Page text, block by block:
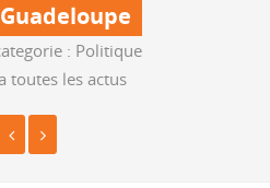
: Politique
toutes les actus